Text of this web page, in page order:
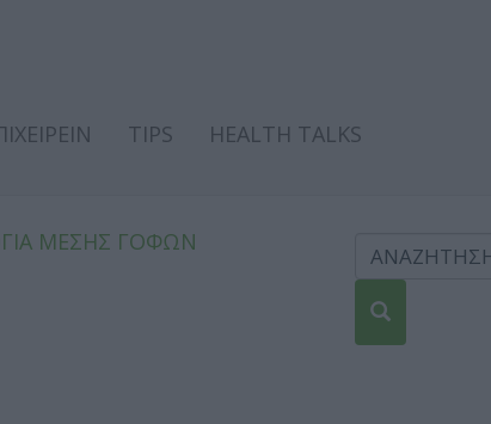
TIPS
HEALTH TALKS
ΜΕΣΗΣ ΓΟΦΩΝ